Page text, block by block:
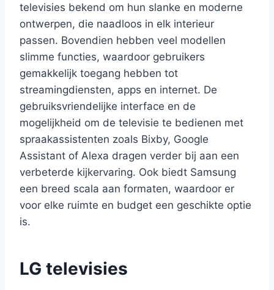
televisies bekend om hun slanke en moderne
ontwerpen, die naadloos in elk interieur
passen. Bovendien hebben veel modellen
slimme functies, waardoor gebruikers
gemakkelijk toegang hebben tot
streamingdiensten, apps en internet. De
gebruiksvriendelijke interface en de
mogelijkheid om de televisie te bedienen met
spraakassistenten zoals Bixby, Google
Assistant of Alexa dragen verder bij aan een
verbeterde kijkervaring. Ook biedt Samsung
een breed scala aan formaten, waardoor er
voor elke ruimte en budget een geschikte optie
is.
LG televisies